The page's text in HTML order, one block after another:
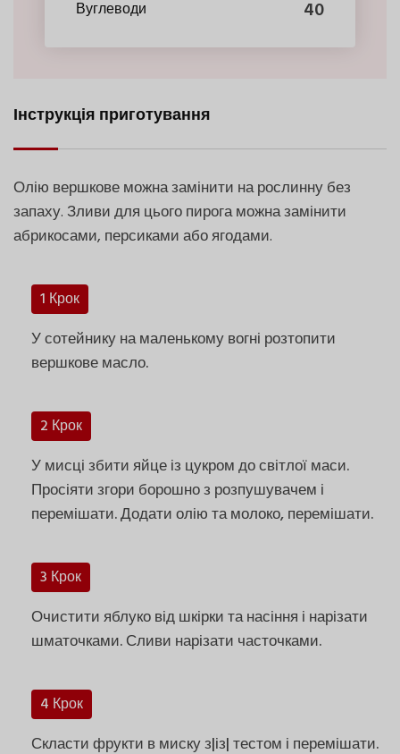
Вуглеводи 40
Інструкція приготування
Олію вершкове можна замінити на рослинну без
запаху. Зливи для цього пирога можна замінити
абрикосами, персиками або ягодами.
1 Крок
У сотейнику на маленькому вогні розтопити
вершкове масло.
2 Крок
У мисці збити яйце із цукром до світлої маси.
Просіяти згори борошно з розпушувачем і
перемішати. Додати олію та молоко, перемішати.
3 Крок
Очистити яблуко від шкірки та насіння і нарізати
шматочками. Сливи нарізати часточками.
4 Крок
Скласти фрукти в миску з|із| тестом і перемішати.